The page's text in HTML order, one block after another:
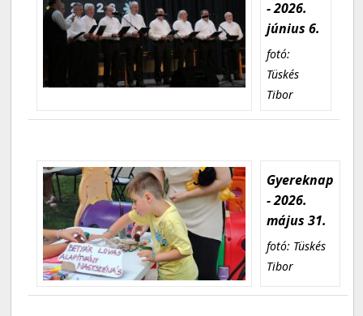
- 2026.
június 6.
fotó:
Tüskés
Tibor
Gyereknap
- 2026.
május 31.
fotó: Tüskés
Tibor